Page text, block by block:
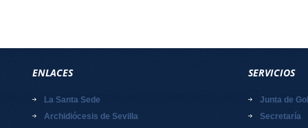
ENLACES
La Santa Sede
Archidiócesis de Sevilla
SERVICIOS
Junta de
Secretaría